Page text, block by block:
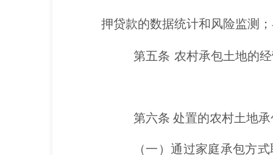
押贷款的数据统计和风险监测
第五条 农村承包土地的
第六条 处置的农村土地
（一）通过家庭承包方